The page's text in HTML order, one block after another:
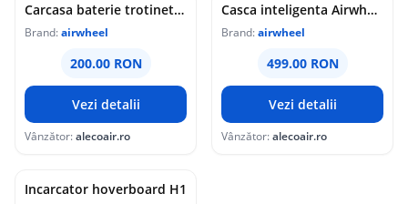
Carcasa baterie trotineta electrica Z3S
Brand:airwheel
200.00 RON
Vezi detalii
Vânzător:alecoair.ro
Casca inteligenta Airwheel C8 conectare Bluetooth imagini 4K inregistrare video
Brand:airwheel
499.00 RON
Vezi detalii
Vânzător:alecoair.ro
Incarcator hoverboard H1